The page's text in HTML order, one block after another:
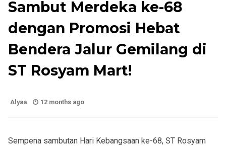
Sambut Merdeka ke-68
dengan Promosi Hebat
Bendera Jalur Gemilang di
ST Rosyam Mart!
Alyaa 12 months ago
Sempena sambutan Hari Kebangsaan ke-68, ST Rosyam